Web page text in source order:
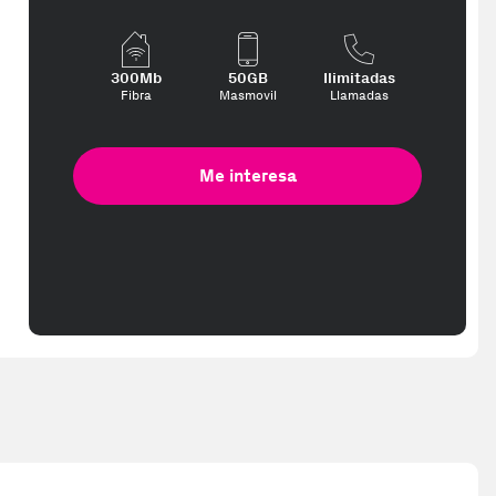
300Mb
Fibra
50GB
Masmovil
Ilimitadas
Llamadas
Me interesa